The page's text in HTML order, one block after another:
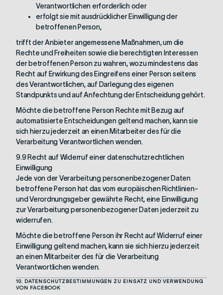
Verantwortlichen erforderlich oder
erfolgt sie mit ausdrücklicher Einwilligung der
betroffenen Person,
trifft der Anbieter angemessene Maßnahmen, um die
Rechte und Freiheiten sowie die berechtigten Interessen
der betroffenen Person zu wahren, wozu mindestens das
Recht auf Erwirkung des Eingreifens einer Person seitens
des Verantwortlichen, auf Darlegung des eigenen
Standpunkts und auf Anfechtung der Entscheidung gehört.
Möchte die betroffene Person Rechte mit Bezug auf
automatisierte Entscheidungen geltend machen, kann sie
sich hierzu jederzeit an einen Mitarbeiter des für die
Verarbeitung Verantwortlichen wenden.
9.9 Recht auf Widerruf einer datenschutzrechtlichen
Einwilligung
Jede von der Verarbeitung personenbezogener Daten
betroffene Person hat das vom europäischen Richtlinien-
und Verordnungsgeber gewährte Recht, eine Einwilligung
zur Verarbeitung personenbezogener Daten jederzeit zu
widerrufen.
Möchte die betroffene Person ihr Recht auf Widerruf einer
Einwilligung geltend machen, kann sie sich hierzu jederzeit
an einen Mitarbeiter des für die Verarbeitung
Verantwortlichen wenden.
10. DATENSCHUTZBESTIMMUNGEN ZU EINSATZ UND VERWENDUNG
VON FACEBOOK